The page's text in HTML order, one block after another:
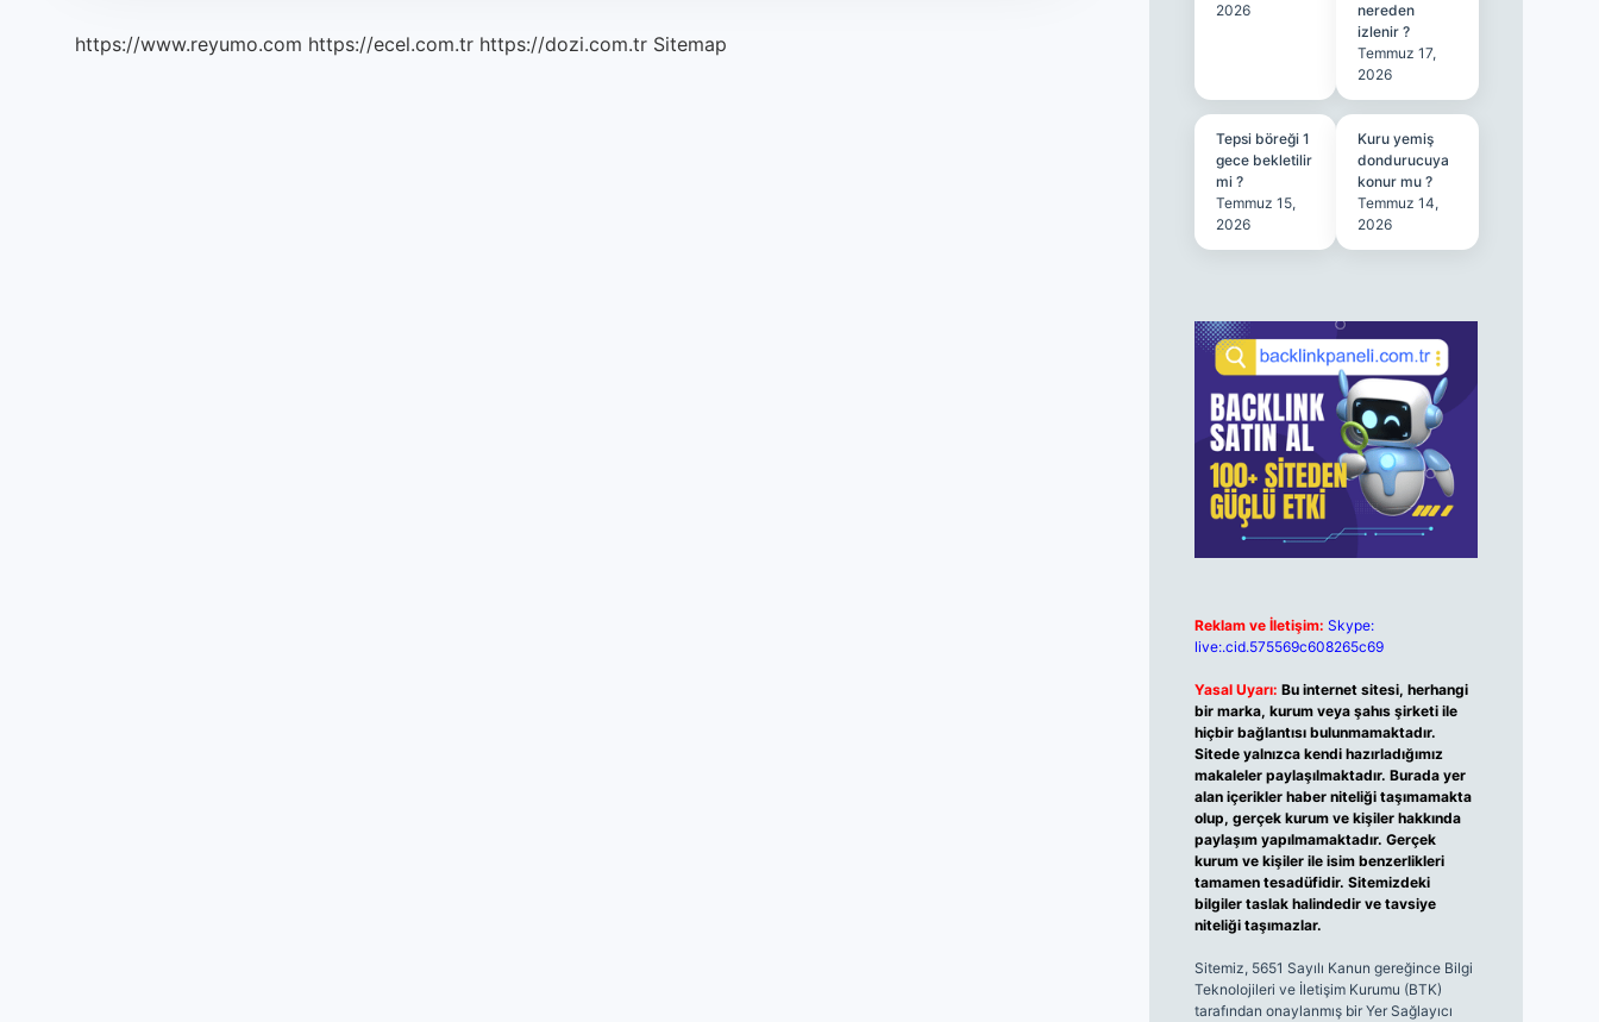
https://www.reyumo.com https://ecel.com.tr https://dozi.com.tr Sitemap
2026
nereden
izlenir ?
Temmuz 17,
2026
Tepsi böreği 1
gece bekletilir
mi ?
Temmuz 15,
2026
Kuru yemiş
dondurucuya
konur mu ?
Temmuz 14,
2026
Reklam ve İletişim: Skype:
live:.cid.575569c608265c69
Yasal Uyarı: Bu internet sitesi, herhangi
bir marka, kurum veya şahıs şirketi ile
hiçbir bağlantısı bulunmamaktadır.
Sitede yalnızca kendi hazırladığımız
makaleler paylaşılmaktadır. Burada yer
alan içerikler haber niteliği taşımamakta
olup, gerçek kurum ve kişiler hakkında
paylaşım yapılmamaktadır. Gerçek
kurum ve kişiler ile isim benzerlikleri
tamamen tesadüfidir. Sitemizdeki
bilgiler taslak halindedir ve tavsiye
niteliği taşımazlar.
Sitemiz, 5651 Sayılı Kanun gereğince Bilgi
Teknolojileri ve İletişim Kurumu (BTK)
tarafından onaylanmış bir Yer Sağlayıcı